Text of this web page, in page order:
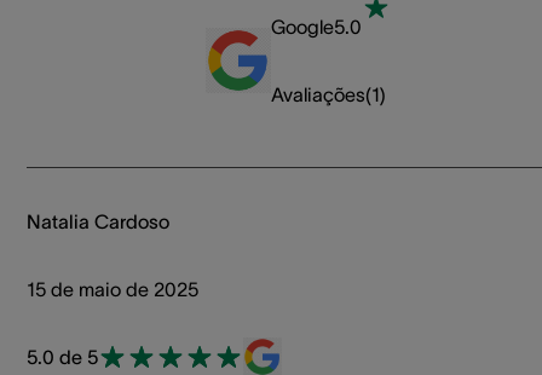
Google5.0
Avaliações(1)
Natalia Cardoso
15 de maio de 2025
5.0 de 5